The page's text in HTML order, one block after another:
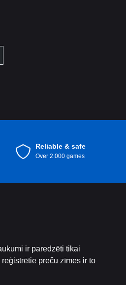
Reliable & safe
Over 2.000 games
ir paredzēti tikai
preču zīmes ir to